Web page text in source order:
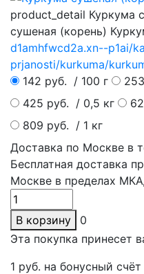
product_detail Куркума
сушеная (корень)
d1amhfwcd2a.xn--p1ai/
prjanosti/kurkuma/
142 руб. / 100 г
425 руб. / 0,5 кг
809 руб. / 1 кг
Доставка по Москве в
Бесплатная доставка
Москве в пределах
В корзину
0
Эта покупка принесет
1 руб. на бонусный счёт